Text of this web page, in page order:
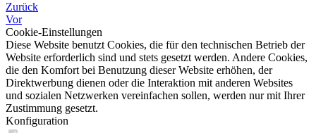
Zurück
Vor
Cookie-Einstellungen
Diese Website benutzt Cookies, die für den technischen Betrieb der
Website erforderlich sind und stets gesetzt werden. Andere Cookies,
die den Komfort bei Benutzung dieser Website erhöhen, der
Direktwerbung dienen oder die Interaktion mit anderen Websites
und sozialen Netzwerken vereinfachen sollen, werden nur mit Ihrer
Zustimmung gesetzt.
Konfiguration